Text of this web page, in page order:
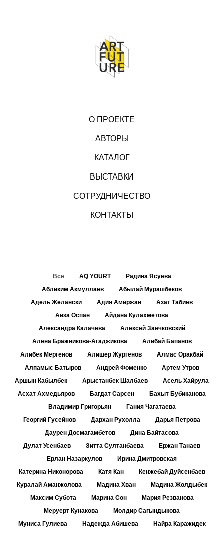
О ПРОЕКТЕ
АВТОРЫ
КАТАЛОГ
ВЫСТАВКИ
СОТРУДНИЧЕСТВО
КОНТАКТЫ
Все AQ YOURT
Радина Ясуева
Абликим Акмуллаев
Абылай Мурашбеков
Адель Желански
Адия Амиржан
Азат Табиев
Аиза Оспан
Айдана Кулахметова
Александра Калачёва
Алексей Заечковский
Алена Бражникова-Агаджикова
Алибай Бапанов
Алибек Мергенов
Алишер Жургенов
Алмас Оракбай
Алпамыс Батыров
Андрей Фоменко
Артем Утров
Аршын Кабылбек
Арыстанбек Шалбаев
Асель Хайрула
Асхат Ахмедьяров
Багдат Сарсен
Бахыт Бубиканова
Владимир Григорьян
Гания Чагатаева
Георгий Гусейнов
Дархан Рухолла
Дарья Петрова
Даурен Досмагамбетов
Дина Байтасова
Дулат Усенбаев
Зитта Султанбаева
Ержан Танаев
Ерлан Назаркулов
Ирина Дмитровская
Катерина Никонорова
Катя Кан
Кенжебай Дуйсенбаев
Куралай Аманжолова
Мадина Хван
Мадина Жолдыбек
Максим Субота
Марина Сон
Мария Резванова
Меруерт Кунакова
Молдир Сагындыкова
Муниса Гулиева
Надежда Абишева
Найра Каражидек